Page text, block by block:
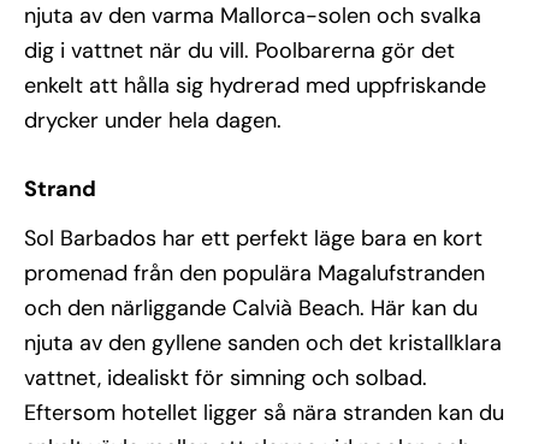
njuta av den varma Mallorca-solen och svalka
dig i vattnet när du vill. Poolbarerna gör det
enkelt att hålla sig hydrerad med uppfriskande
drycker under hela dagen.
Strand
Sol Barbados har ett perfekt läge bara en kort
promenad från den populära Magalufstranden
och den närliggande Calvià Beach. Här kan du
njuta av den gyllene sanden och det kristallklara
vattnet, idealiskt för simning och solbad.
Eftersom hotellet ligger så nära stranden kan du